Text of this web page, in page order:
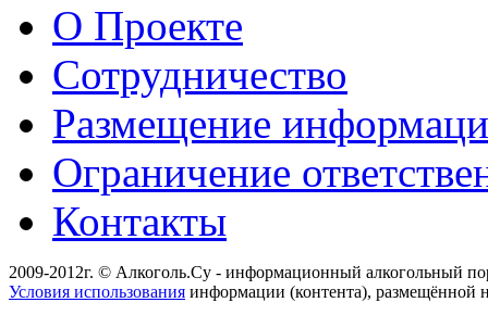
О Проекте
Сотрудничество
Размещение
Ограничение
Контакты
2009-2012г. © Алкоголь.Су - информационный алкогольный
Условия использования информации (контента), размещённой